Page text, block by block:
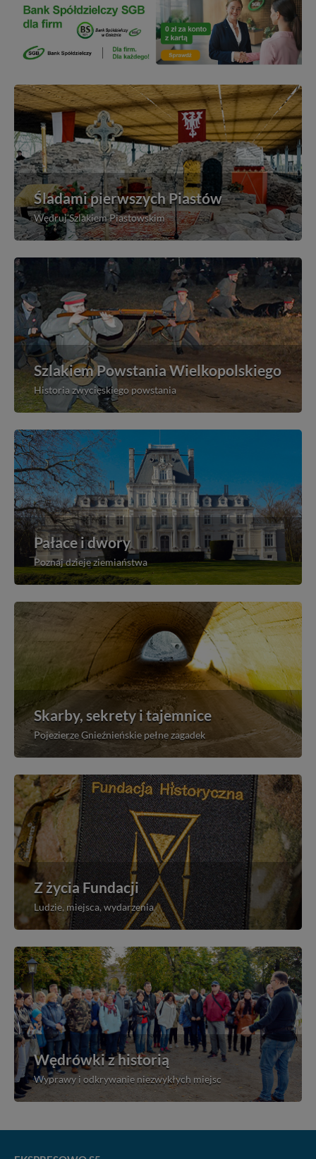
Śladami pierwszych Piastów
Wędruj Szlakiem Piastowskim
Szlakiem Powstania Wielkopolskiego
Historia zwycięskiego powstania
Pałace i dwory
Poznaj dzieje ziemiaństwa
Skarby, sekrety i tajemnice
Pojezierze Gnieźnieńskie pełne zagadek
Z życia Fundacji
Ludzie, miejsca, wydarzenia
Wędrówki z historią
Wyprawy i odkrywanie niezwykłych miejsc